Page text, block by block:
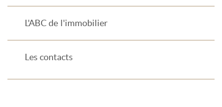
L'ABC de l'immobilier
Les contacts